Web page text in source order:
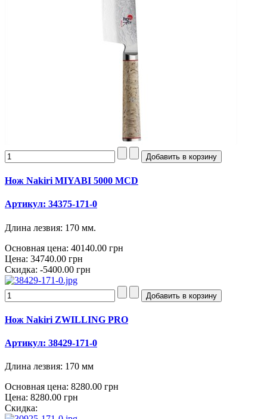
Нож Nakiri MIYABI 5000 MCD
Артикул: 34375-171-0
Длина лезвия: 170 мм.
Основная цена: 40140.00 грн
Цена: 34740.00 грн
Скидка: -5400.00 грн
Нож Nakiri ZWILLING PRO
Артикул: 38429-171-0
Длина лезвия: 170 мм
Основная цена: 8280.00 грн
Цена: 8280.00 грн
Скидка: